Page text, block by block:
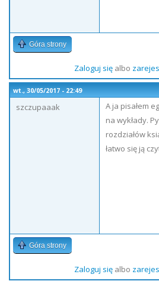
Góra strony
Zaloguj sięalbo
wt., 30/05/2017 - 22:49
szczupaaak
A ja pisałem
na wykłady.
rozdziałów
łatwo się ją
Góra strony
Zaloguj sięalbo